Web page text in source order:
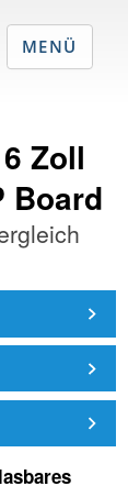
Zoll
Board
MENÜ